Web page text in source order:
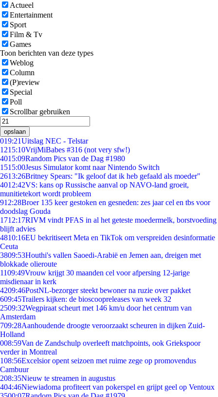
Actueel
Entertainment
Sport
Film & Tv
Games
Toon berichten van deze types
Weblog
Column
(P)review
Special
Poll
Scrollbar gebruiken
opslaan
019:21Uitslag NEC - Telstar
1215:10VrijMiBabes #316 (not very sfw!)
4015:09Random Pics van de Dag #1980
1515:00Jesus Simulator komt naar Nintendo Switch
2613:26Britney Spears: "Ik geloof dat ik heb gefaald als moeder"
4012:42VS: kans op Russische aanval op NAVO-land groeit,
munitietekort wordt probleem
912:28Broer 135 keer gestoken en gesneden: zes jaar cel en tbs voor
doodslag Gouda
1712:17RIVM vindt PFAS in al het geteste moedermelk, borstvoeding
blijft advies
4810:16EU bekritiseert Meta en TikTok om verspreiden desinformatie
Ceuta
3809:53Houthi's vallen Saoedi-Arabië en Jemen aan, dreigen met
blokkade olieroute
1109:49Vrouw krijgt 30 maanden cel voor afpersing 12-jarige
misdienaar in kerk
4209:46PostNL-bezorger steekt bewoner na ruzie over pakket
609:45Trailers kijken: de bioscoopreleases van week 32
2509:32Wegpiraat scheurt met 146 km/u door het centrum van
Amsterdam
709:28Aanhoudende droogte veroorzaakt scheuren in dijken Zuid-
Holland
008:59Van de Zandschulp overleeft matchpoints, ook Griekspoor
verder in Montreal
108:56Excelsior opent seizoen met ruime zege op promovendus
Cambuur
208:35Nieuw te streamen in augustus
404:46Niewiadoma profiteert van pokerspel en grijpt geel op Ventoux